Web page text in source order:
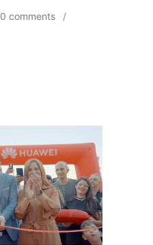
0 comments
/